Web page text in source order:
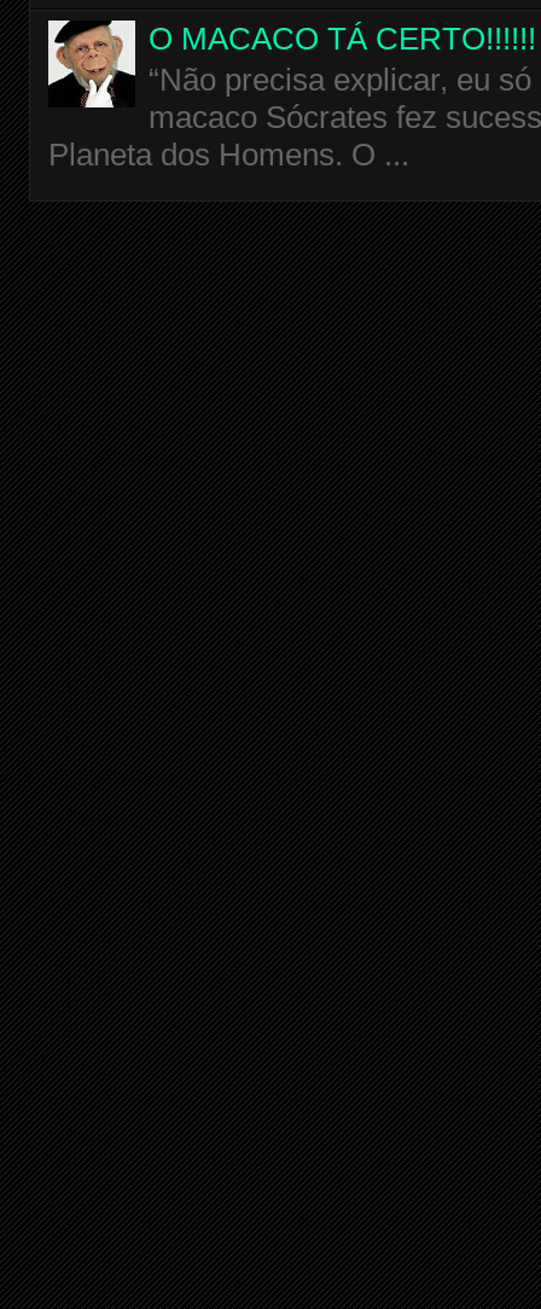
O MACACO TÁ CERTO!!!!!!
“Não precisa explicar, eu
macaco Sócrates fez
Planeta dos Homens. O ...